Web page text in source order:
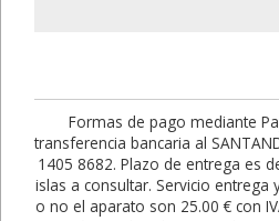
Formas de pago mediante
transferencia bancaria al
1405 8682. Plazo de entrega es
islas a consultar. Servicio
o no el aparato son 25.00 € con